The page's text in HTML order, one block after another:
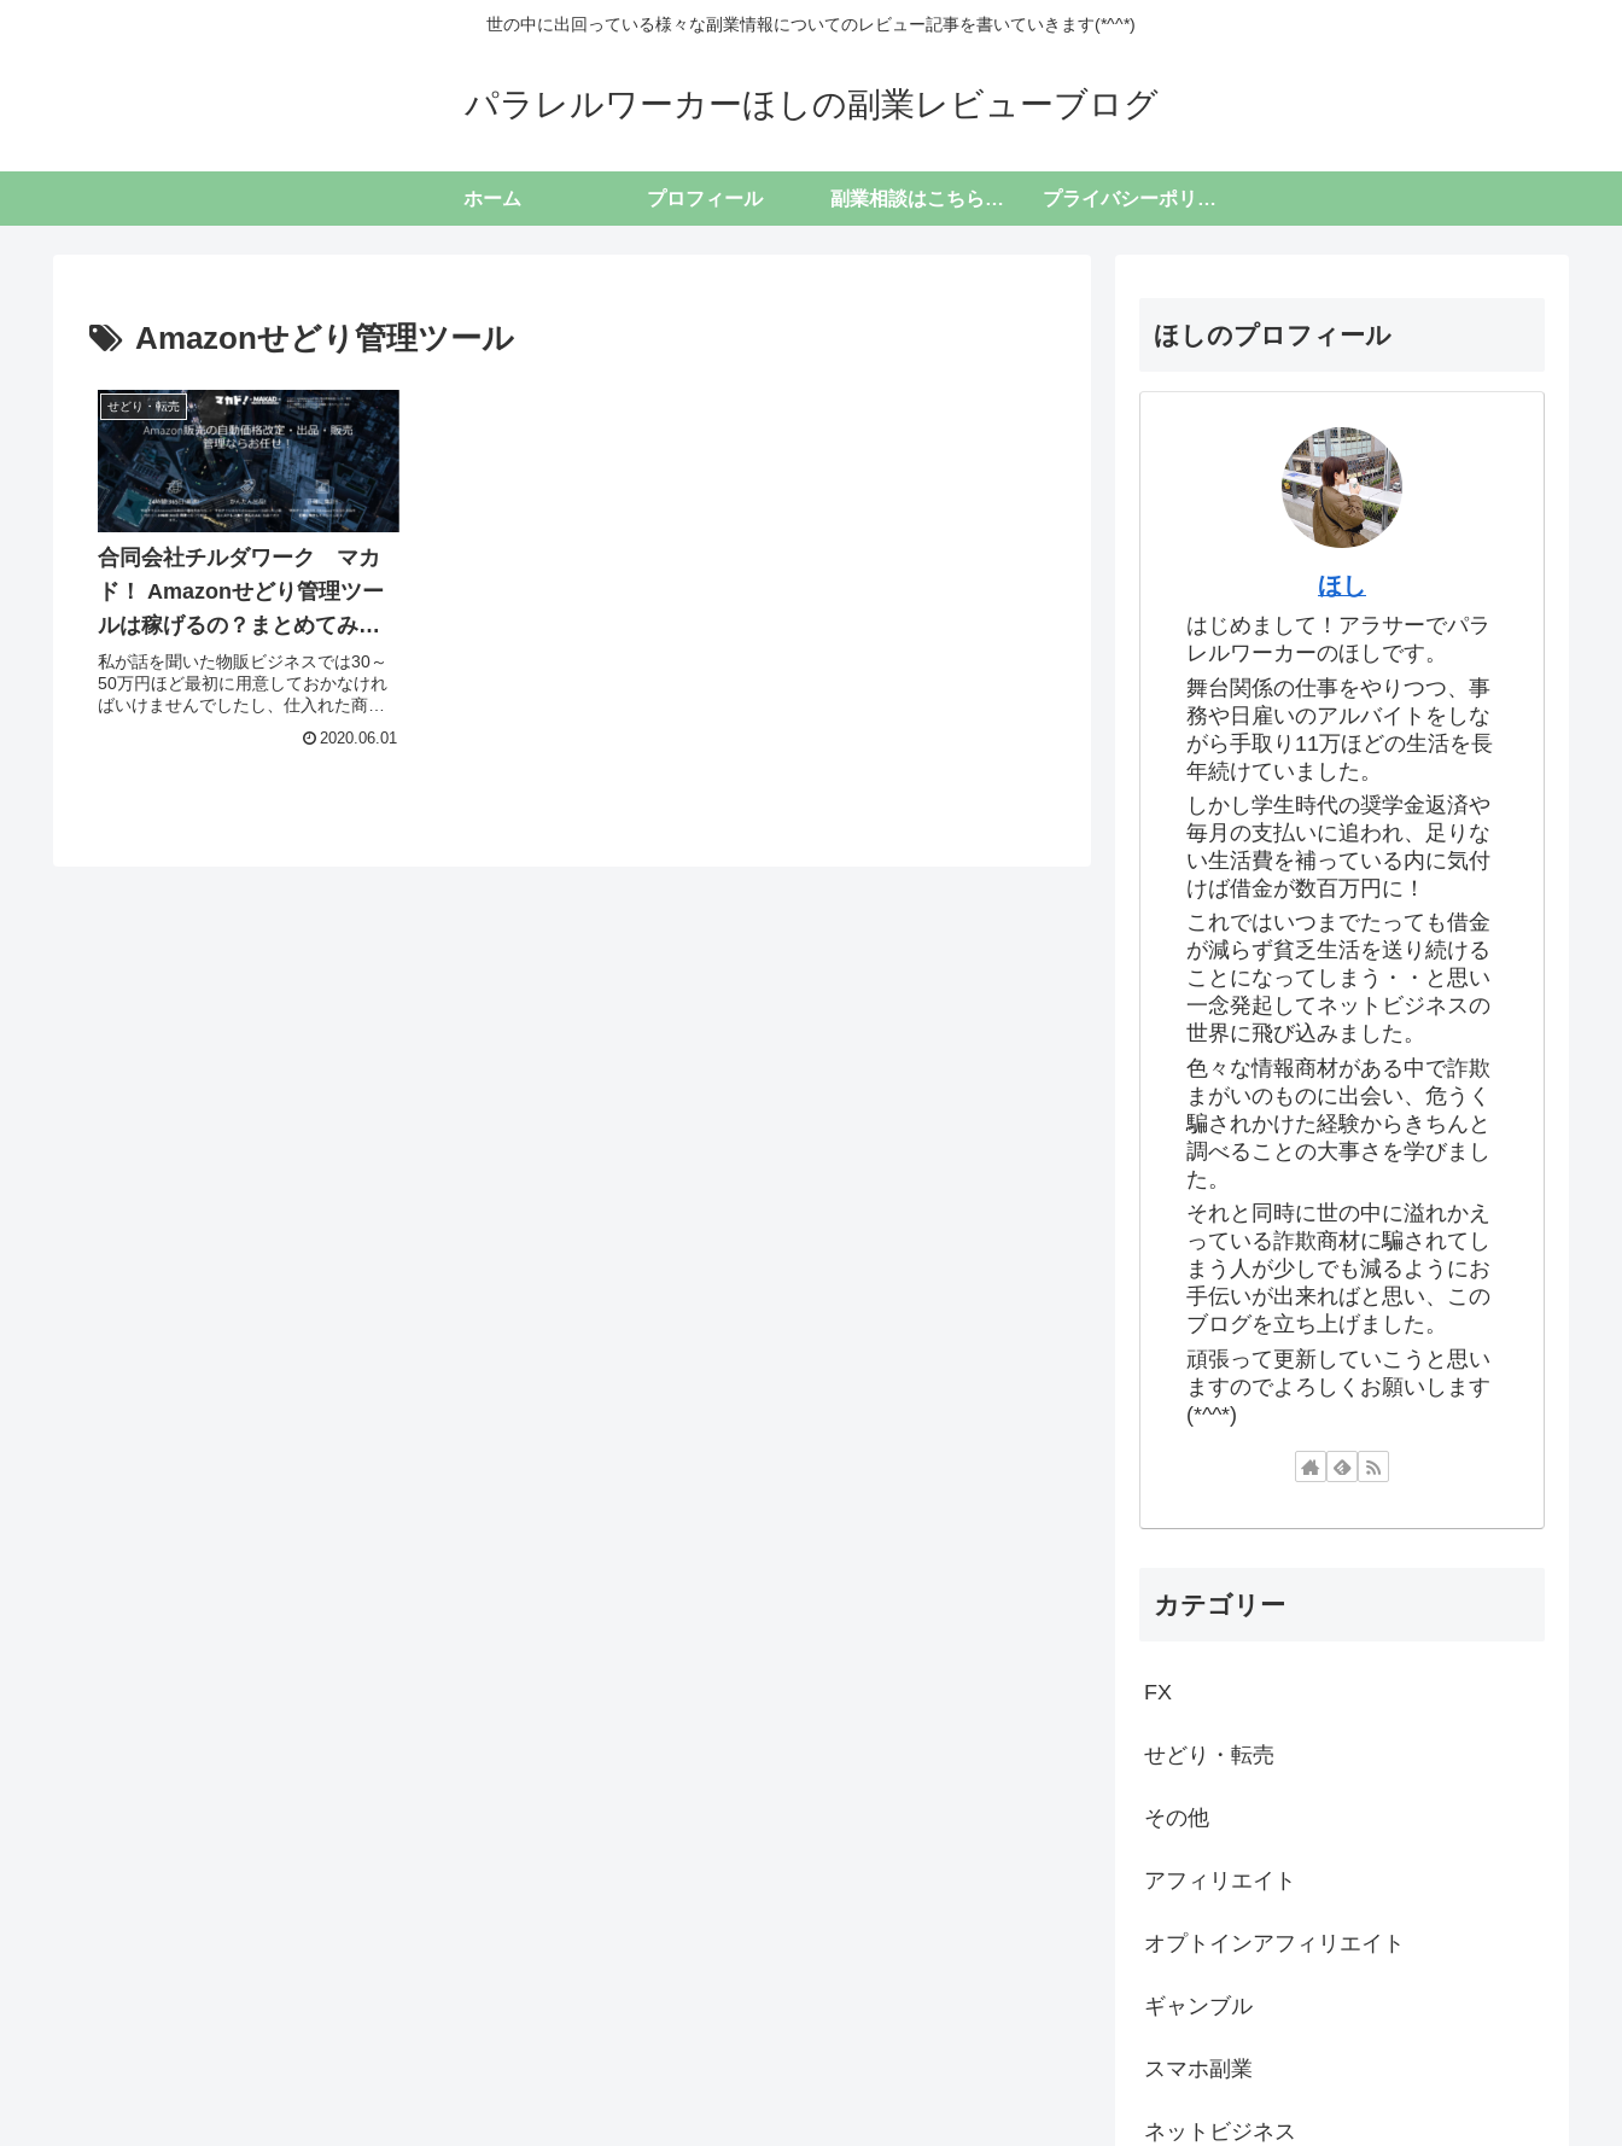
世の中に出回っている様々な副業情報についてのレビュー記事を書いていきます(*^^*)
パラレルワーカーほしの副業レビューブログ
ホーム プロフィール 副業相談はこちらから プライバシーポリシー
Amazonせどり管理ツール
せどり・転売
合同会社チルダワーク マカ
ド！ Amazonせどり管理ツー
ルは稼げるの？まとめてみま
した！
私が話を聞いた物販ビジネスでは30～
50万円ほど最初に用意しておかなけれ
ばいけませんでしたし、仕入れた商品
の置き場が必要になってくる場合もあ
ります。結論として、個人的にはマカ
2020.06.01
ほしのプロフィール
ほし
はじめまして！アラサーでパラ
レルワーカーのほしです。
舞台関係の仕事をやりつつ、事
務や日雇いのアルバイトをしな
がら手取り11万ほどの生活を長
年続けていました。
しかし学生時代の奨学金返済や
毎月の支払いに追われ、足りな
い生活費を補っている内に気付
けば借金が数百万円に！
これではいつまでたっても借金
が減らず貧乏生活を送り続ける
ことになってしまう・・と思い
一念発起してネットビジネスの
世界に飛び込みました。
色々な情報商材がある中で詐欺
まがいのものに出会い、危うく
騙されかけた経験からきちんと
調べることの大事さを学びまし
た。
それと同時に世の中に溢れかえ
っている詐欺商材に騙されてし
まう人が少しでも減るようにお
手伝いが出来ればと思い、この
ブログを立ち上げました。
頑張って更新していこうと思い
ますのでよろしくお願いします
(*^^*)
カテゴリー
FX
せどり・転売
その他
アフィリエイト
オプトインアフィリエイト
ギャンブル
スマホ副業
ネットビジネス